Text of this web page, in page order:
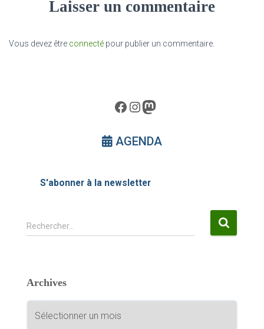
Laisser un commentaire
Vous devez être connecté pour publier un commentaire.
Facebook InstagramMastodon
AGENDA
S'abonner à la newsletter
R
r
Rechercher…
Archives